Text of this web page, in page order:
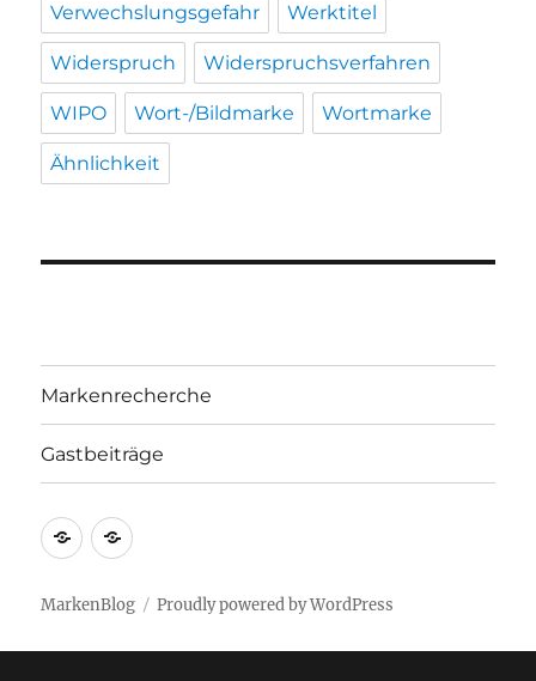
Verwechslungsgefahr Werktitel
Widerspruch Widerspruchsverfahren
WIPO Wort-/Bildmarke Wortmarke
Ähnlichkeit
Markenrecherche
Gastbeiträge
Markenrecherche
Gastbeiträge
MarkenBlog Proudly powered by WordPress